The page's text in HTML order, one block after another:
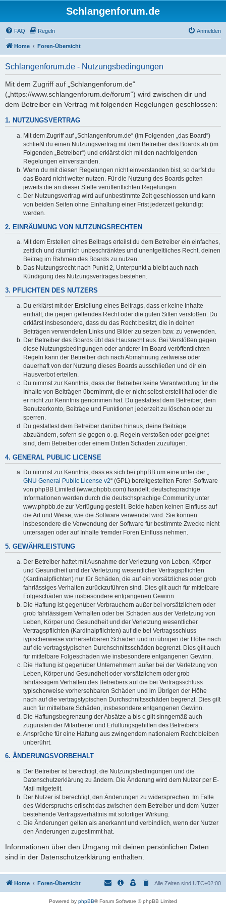
Schlangenforum.de
FAQ Regeln Anmelden
Home Foren-Übersicht
Schlangenforum.de - Nutzungsbedingungen
Mit dem Zugriff auf „Schlangenforum.de“
(„https://www.schlangenforum.de/forum“) wird zwischen dir und
dem Betreiber ein Vertrag mit folgenden Regelungen geschlossen:
1. NUTZUNGSVERTRAG
Mit dem Zugriff auf „Schlangenforum.de“ (im Folgenden „das Board“)
schließt du einen Nutzungsvertrag mit dem Betreiber des Boards ab (im
Folgenden „Betreiber“) und erklärst dich mit den nachfolgenden
Regelungen einverstanden.
Wenn du mit diesen Regelungen nicht einverstanden bist, so darfst du
das Board nicht weiter nutzen. Für die Nutzung des Boards gelten
jeweils die an dieser Stelle veröffentlichten Regelungen.
Der Nutzungsvertrag wird auf unbestimmte Zeit geschlossen und kann
von beiden Seiten ohne Einhaltung einer Frist jederzeit gekündigt
werden.
2. EINRÄUMUNG VON NUTZUNGSRECHTEN
Mit dem Erstellen eines Beitrags erteilst du dem Betreiber ein einfaches,
zeitlich und räumlich unbeschränktes und unentgeltliches Recht, deinen
Beitrag im Rahmen des Boards zu nutzen.
Das Nutzungsrecht nach Punkt 2, Unterpunkt a bleibt auch nach
Kündigung des Nutzungsvertrages bestehen.
3. PFLICHTEN DES NUTZERS
Du erklärst mit der Erstellung eines Beitrags, dass er keine Inhalte
enthält, die gegen geltendes Recht oder die guten Sitten verstoßen. Du
erklärst insbesondere, dass du das Recht besitzt, die in deinen
Beiträgen verwendeten Links und Bilder zu setzen bzw. zu verwenden.
Der Betreiber des Boards übt das Hausrecht aus. Bei Verstößen gegen
diese Nutzungsbedingungen oder anderer im Board veröffentlichten
Regeln kann der Betreiber dich nach Abmahnung zeitweise oder
dauerhaft von der Nutzung dieses Boards ausschließen und dir ein
Hausverbot erteilen.
Du nimmst zur Kenntnis, dass der Betreiber keine Verantwortung für die
Inhalte von Beiträgen übernimmt, die er nicht selbst erstellt hat oder die
er nicht zur Kenntnis genommen hat. Du gestattest dem Betreiber, dein
Benutzerkonto, Beiträge und Funktionen jederzeit zu löschen oder zu
sperren.
Du gestattest dem Betreiber darüber hinaus, deine Beiträge
abzuändern, sofern sie gegen o. g. Regeln verstoßen oder geeignet
sind, dem Betreiber oder einem Dritten Schaden zuzufügen.
4. GENERAL PUBLIC LICENSE
Du nimmst zur Kenntnis, dass es sich bei phpBB um eine unter der „
GNU General Public License v2“ (GPL) bereitgestellten Foren-Software
von phpBB Limited (www.phpbb.com) handelt; deutschsprachige
Informationen werden durch die deutschsprachige Community unter
www.phpbb.de zur Verfügung gestellt. Beide haben keinen Einfluss auf
die Art und Weise, wie die Software verwendet wird. Sie können
insbesondere die Verwendung der Software für bestimmte Zwecke nicht
untersagen oder auf Inhalte fremder Foren Einfluss nehmen.
5. GEWÄHRLEISTUNG
Der Betreiber haftet mit Ausnahme der Verletzung von Leben, Körper
und Gesundheit und der Verletzung wesentlicher Vertragspflichten
(Kardinalpflichten) nur für Schäden, die auf ein vorsätzliches oder grob
fahrlässiges Verhalten zurückzuführen sind. Dies gilt auch für mittelbare
Folgeschäden wie insbesondere entgangenen Gewinn.
Die Haftung ist gegenüber Verbrauchern außer bei vorsätzlichem oder
grob fahrlässigem Verhalten oder bei Schäden aus der Verletzung von
Leben, Körper und Gesundheit und der Verletzung wesentlicher
Vertragspflichten (Kardinalpflichten) auf die bei Vertragsschluss
typischerweise vorhersehbaren Schäden und im übrigen der Höhe nach
auf die vertragstypischen Durchschnittsschäden begrenzt. Dies gilt auch
für mittelbare Folgeschäden wie insbesondere entgangenen Gewinn.
Die Haftung ist gegenüber Unternehmern außer bei der Verletzung von
Leben, Körper und Gesundheit oder vorsätzlichem oder grob
fahrlässigem Verhalten des Betreibers auf die bei Vertragsschluss
typischerweise vorhersehbaren Schäden und im Übrigen der Höhe
nach auf die vertragstypischen Durchschnittsschäden begrenzt. Dies gilt
auch für mittelbare Schäden, insbesondere entgangenen Gewinn.
Die Haftungsbegrenzung der Absätze a bis c gilt sinngemäß auch
zugunsten der Mitarbeiter und Erfüllungsgehilfen des Betreibers.
Ansprüche für eine Haftung aus zwingendem nationalem Recht bleiben
unberührt.
6. ÄNDERUNGSVORBEHALT
Der Betreiber ist berechtigt, die Nutzungsbedingungen und die
Datenschutzerklärung zu ändern. Die Änderung wird dem Nutzer per E-
Mail mitgeteilt.
Der Nutzer ist berechtigt, den Änderungen zu widersprechen. Im Falle
des Widerspruchs erlischt das zwischen dem Betreiber und dem Nutzer
bestehende Vertragsverhältnis mit sofortiger Wirkung.
Die Änderungen gelten als anerkannt und verbindlich, wenn der Nutzer
den Änderungen zugestimmt hat.
Informationen über den Umgang mit deinen persönlichen Daten
sind in der Datenschutzerklärung enthalten.
Home Foren-Übersicht Alle Zeiten sind UTC+02:00
Powered by phpBB® Forum Software © phpBB Limited